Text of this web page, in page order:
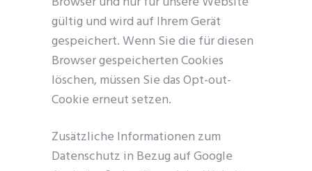
gültig und wird auf Ihrem Gerät
gespeichert. Wenn Sie die für diesen
Browser gespeicherten Cookies
löschen, müssen Sie das Opt-out-
Cookie erneut setzen.
Zusätzliche Informationen zum
Datenschutz in Bezug auf Google